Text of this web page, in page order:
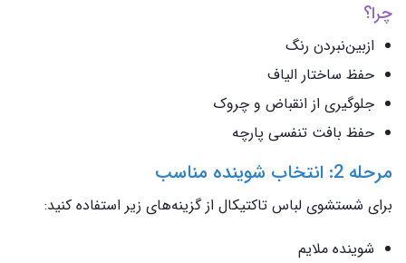
چرا؟
ازبین‌نبردن رنگ
حفظ ساختار الیاف
جلوگیری از انقباض و چروک
حفظ بافت تنفسی پارچه
مرحله 2: انتخاب شوینده مناسب
برای شستشوی لباس تاکتیکال از گزینه‌های زیر استفاده کنید:
شوینده ملایم